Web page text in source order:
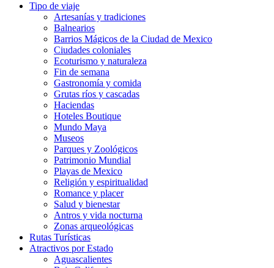
Tipo de viaje
Artesanías y tradiciones
Balnearios
Barrios Mágicos de la Ciudad de Mexico
Ciudades coloniales
Ecoturismo y naturaleza
Fin de semana
Gastronomía y comida
Grutas ríos y cascadas
Haciendas
Hoteles Boutique
Mundo Maya
Museos
Parques y Zoológicos
Patrimonio Mundial
Playas de Mexico
Religión y espiritualidad
Romance y placer
Salud y bienestar
Antros y vida nocturna
Zonas arqueológicas
Rutas Turísticas
Atractivos por Estado
Aguascalientes